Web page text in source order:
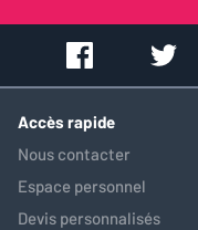
Accès rapide
Nous contacter
Espace personnel
Devis personnalisés